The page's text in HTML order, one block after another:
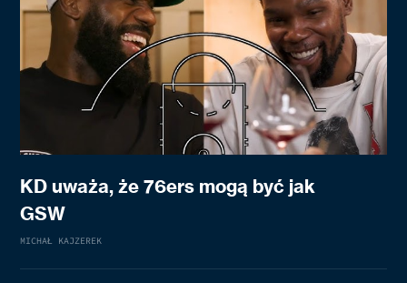
KD uważa, że 76ers mogą być jak
GSW
MICHAŁ KAJZEREK